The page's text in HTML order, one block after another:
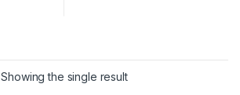
Showing the single result